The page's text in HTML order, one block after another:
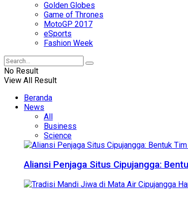
Golden Globes
Game of Thrones
MotoGP 2017
eSports
Fashion Week
No Result
View All Result
Beranda
News
All
Business
Science
Aliansi Penjaga Situs Cipujangga: